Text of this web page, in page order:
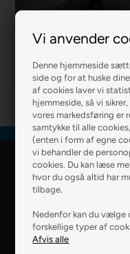
Vi anvender
Denne hjemmeside
side og for at huske
af cookies laver vi
hjemmeside, så vi
vores markedsføring er
samtykke til alle
(enten i form af egne
vi behandler de
cookies. Du kan læse
hvor du også altid har
tilbage.
Nedenfor kan du vælge
forskellige typer af
R2 MURER
R2 Farver
8800 Viborg
28 99 50 14